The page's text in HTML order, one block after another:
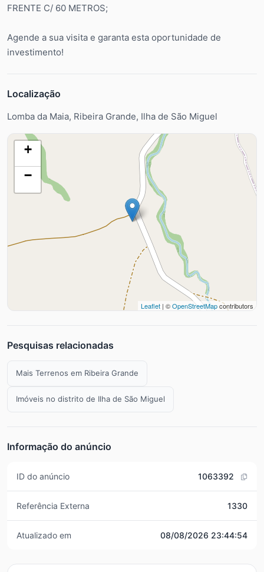
FRENTE C/ 60 METROS;
Agende a sua visita e garanta esta oportunidade de
investimento!
Localização
Lomba da Maia, Ribeira Grande, Ilha de São Miguel
+
−
Leaflet | ©OpenStreetMapcontributors
Pesquisas relacionadas
Mais Terrenos em Ribeira Grande
Imóveis no distrito de Ilha de São Miguel
Informação do anúncio
ID do anúncio 1063392
Referência Externa 1330
Atualizado em 08/08/2026 23:44:54